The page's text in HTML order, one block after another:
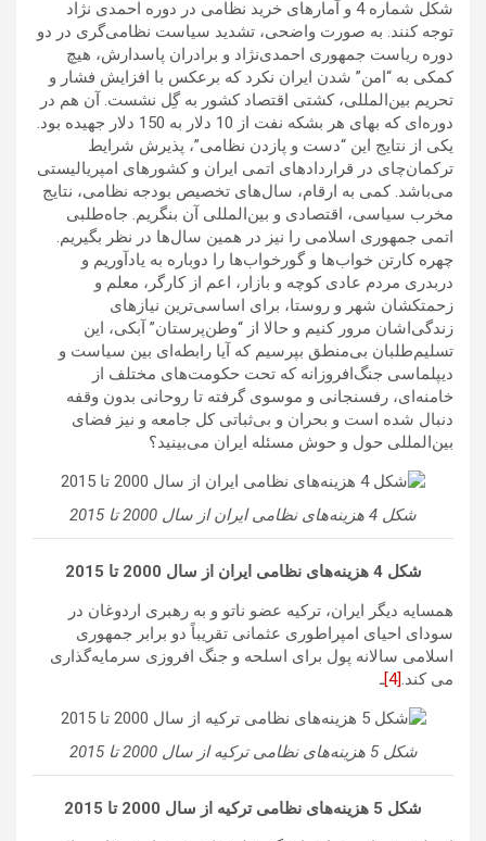
شکل شماره 4 و آمارهای خرید نظامی در دوره احمدی نژاد
توجه کنند. به صورت واضحی، تشدید سیاست نظامی‌گری در دو
دوره ریاست جمهوری احمدی‌نژاد و برادران پاسدارش، هیچ
کمکی به “امن” شدن ایران نکرد که برعکس با افزایش فشار و
تحریم بین‌المللی، کشتی اقتصاد کشور به گِل نشست. آن هم در
دوره‌ای که بهای هر بشکه نفت از 10 دلار به 150 دلار جهیده بود.
یکی از نتایج این “دست و پازدن نظامی”، پذیرش شرایط
ترکمان‌چای در قراردادهای اتمی ایران و کشورهای امپریالیستی
می‌باشد. کمی به ارقام، سال‌های تخصیص بودجه نظامی، نتایج
مخرب سیاسی، اقتصادی و بین‌المللی آن بنگریم. جاه‌طلبی
اتمی جمهوری اسلامی را نیز در همین سال‌ها در نظر بگیریم.
چهره کارتن خواب‌ها و گورخواب‌ها را دوباره به یادآوریم و
دربدری مردم عادی کوچه و بازار، اعم از کارگر، معلم و
زحمتکشان شهر و روستا، برای اساسی‌ترین نیازهای
زندگی‌اشان مرور کنیم و حالا از “وطن‌پرستان” آبکی، این
تسلیم‌طلبان بی‌منطق بپرسیم که آیا رابطه‌ای بین سیاست و
دیپلماسی جنگ‌افروزانه که تحت حکومت‌های مختلف از
خامنه‌ای، رفسنجانی و موسوی گرفته تا روحانی بدون وقفه
دنبال شده است و بحران و بی‌ثباتی کل جامعه و نیز فضای
بین‌المللی حول و حوش مسئله ایران می‌بینید؟
شکل 4 هزینه‌های نظامی ایران از سال 2000 تا 2015
شکل 4 هزینه‌های نظامی ایران از سال 2000 تا 2015
همسایه دیگر ایران، ترکیه عضو ناتو و به رهبری اردوغان در
سودای احیای امپراطوری عثمانی تقریباً دو برابر جمهوری
اسلامی سالانه پول برای اسلحه و جنگ افروزی سرمایه‌گذاری
می کند.[4] ـ
شکل 5 هزینه‌های نظامی ترکیه از سال 2000 تا 2015
شکل 5 هزینه‌های نظامی ترکیه از سال 2000 تا 2015